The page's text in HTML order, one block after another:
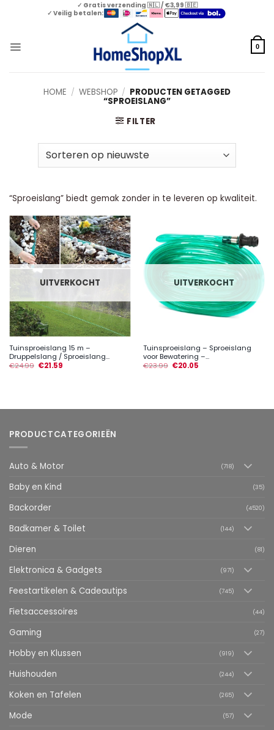
✓ Gratis verzending 🇳🇱 / €3,99 🇧🇪
✓ Veilig betalen:
0
HOME / WEBSHOP / PRODUCTEN GETAGGED
“SPROEISLANG”
FILTER
“Sproeislang” biedt gemak zonder in te leveren op kwaliteit.
UITVERKOCHT
Tuinsproeislang 15 m –
Druppelslang / Sproeislang...
€24.99 €21.59
UITVERKOCHT
Tuinsproeislang – Sproeislang
voor Bewatering –...
€23.99 €20.05
PRODUCTCATEGORIEËN
Auto & Motor (718)
Baby en Kind (35)
Backorder (4520)
Badkamer & Toilet (144)
Dieren (81)
Elektronica & Gadgets (971)
Feestartikelen & Cadeautips (745)
Fietsaccessoires (44)
Gaming (27)
Hobby en Klussen (919)
Huishouden (244)
Koken en Tafelen (265)
Mode (57)